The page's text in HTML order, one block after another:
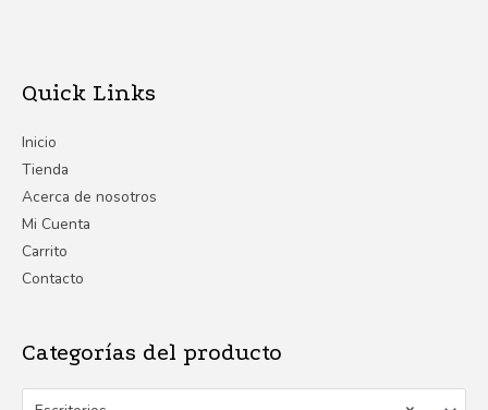
Quick Links
Inicio
Tienda
Acerca de nosotros
Mi Cuenta
Carrito
Contacto
Categorías del producto